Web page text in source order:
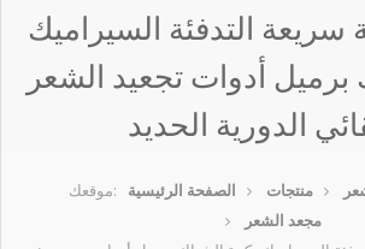
التدفئة السيراميك
برميل أدوات تجعيد الشعر
الدورية الحديد
موقعك: الصفحة الرئيسية منتجات
مجعد الشعر